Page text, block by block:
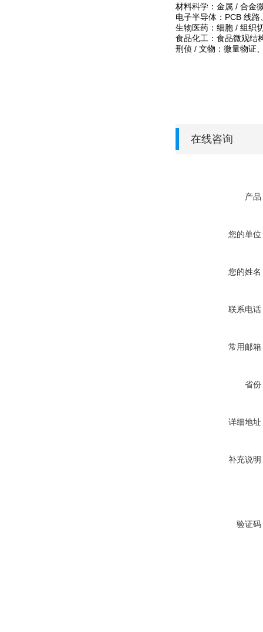
材料科学 ：金属 / 合金
电子半导体 ：PCB 线
生物医药 ：细胞 / 组织
食品化工 ：食品微观结
刑侦 / 文物 ：微量物证
在线咨询
产品
您的单位
您的姓名
联系电话
常用邮箱
省份
详细地址
补充说明
验证码